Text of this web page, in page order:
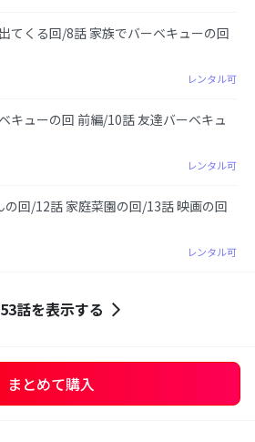
てくる回/8話 家族でバーベキューの回
レンタル可
キューの回 前編/10話 友達バーベキュ
レンタル可
の回/12話 家庭菜園の回/13話 映画の回
レンタル可
話を表示する
まとめて購入